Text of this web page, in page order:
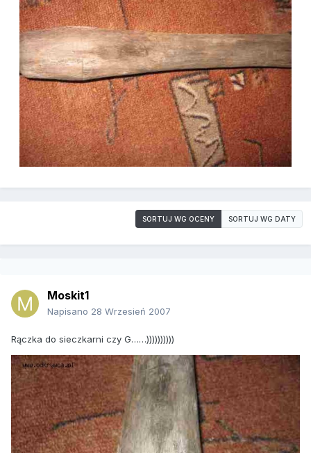
SORTUJ WG OCENY SORTUJ WG DATY
Moskit1
Napisano 28 Wrzesień 2007
Rączka do sieczkarni czy G……))))))))))